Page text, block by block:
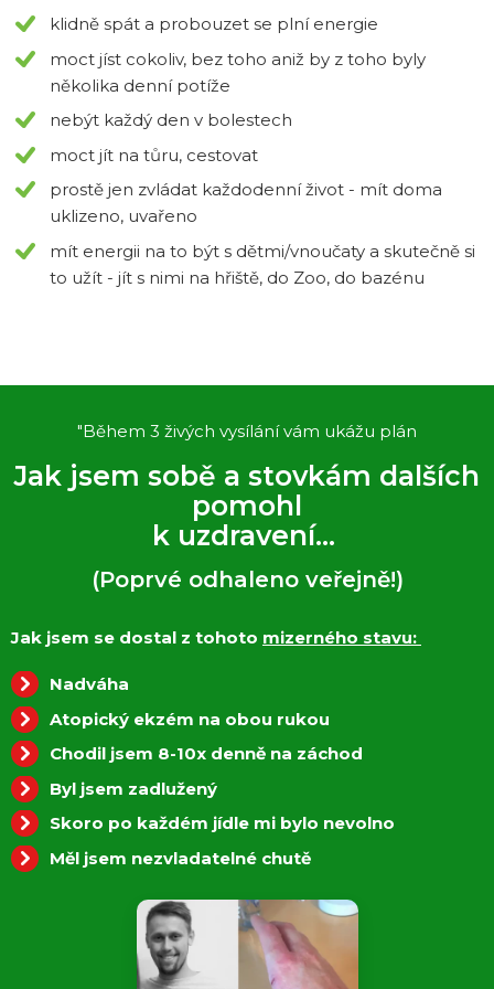
klidně spát a probouzet se plní energie
moct jíst cokoliv, bez toho aniž by z toho byly
několika denní potíže
nebýt každý den v bolestech
moct jít na tůru, cestovat
prostě jen zvládat každodenní život - mít doma
uklizeno, uvařeno
mít energii na to být s dětmi/vnoučaty a skutečně si
to užít - jít s nimi na hřiště, do Zoo, do bazénu
"Během 3 živých vysílání vám ukážu plán
Jak jsem sobě a stovkám dalších
pomohl
k uzdravení...
(Poprvé odhaleno veřejně!)
Jak jsem se dostal z tohoto mizerného stavu:
Nadváha
Atopický ekzém na obou rukou
Chodil jsem 8-10x denně na záchod
Byl jsem zadlužený
Skoro po každém jídle mi bylo nevolno
Měl jsem nezvladatelné chutě